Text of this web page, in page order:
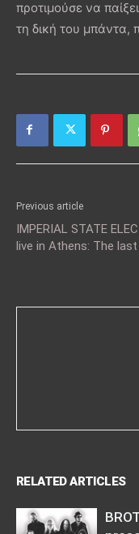
προτιμούσε να
τη δική του
Previous article
IMPERIAL STATE
live in Athens: The
RELATED ARTICLES